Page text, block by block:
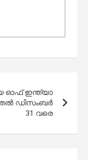
ഓഫ് ഇന്ത്യാ
ഡിസംബര്‍
31 വരെ